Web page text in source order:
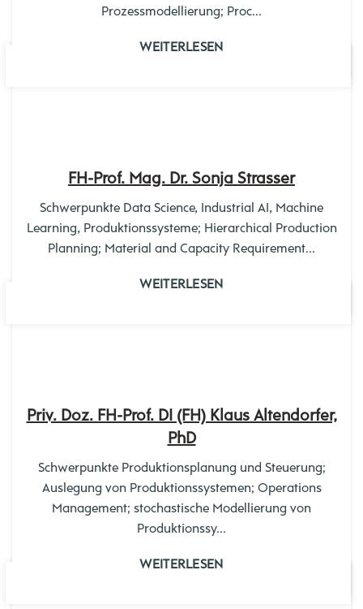
Prozessmodellierung; Proc...
WEITERLESEN
FH-Prof. Mag. Dr. Sonja Strasser
Schwerpunkte Data Science, Industrial AI, Machine
Learning, Produktionssysteme; Hierarchical Production
Planning; Material and Capacity Requirement...
WEITERLESEN
Priv. Doz. FH-Prof. DI (FH) Klaus Altendorfer,
PhD
Schwerpunkte Produktionsplanung und Steuerung;
Auslegung von Produktionssystemen; Operations
Management; stochastische Modellierung von
Produktionssy...
WEITERLESEN